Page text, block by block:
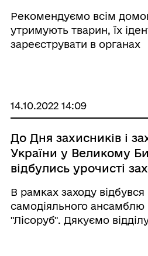
Рекомендуємо всім
утримують тварин, їх
зареєструвати в органах
обліком та переміщенням
14.10.2022 14:09
До Дня захисників і
України у Великому
відбулись урочисті
В рамках заходу
самодіяльного ансамблю
"Лісоруб". Дякуємо